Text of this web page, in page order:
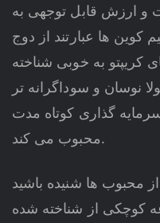
و ارزش قابل توجهی به
کوین ها عبارتند از دوج
کریپتو به خوبی شناخته
نوسان و سوداگرانه تر
گذاری کوتاه مدت
محبوب می کند.
محبوب ها شنیده باشید
کوچکی از شناخته شده